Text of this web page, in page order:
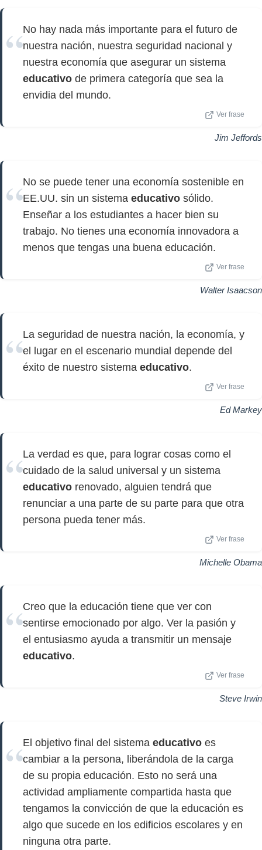
No hay nada más importante para el futuro de
nuestra nación, nuestra seguridad nacional y
nuestra economía que asegurar un sistema
educativo de primera categoría que sea la
envidia del mundo.
Ver frase
Jim Jeffords
No se puede tener una economía sostenible en
EE.UU. sin un sistema educativo sólido.
Enseñar a los estudiantes a hacer bien su
trabajo. No tienes una economía innovadora a
menos que tengas una buena educación.
Ver frase
Walter Isaacson
La seguridad de nuestra nación, la economía, y
el lugar en el escenario mundial depende del
éxito de nuestro sistema educativo.
Ver frase
Ed Markey
La verdad es que, para lograr cosas como el
cuidado de la salud universal y un sistema
educativo renovado, alguien tendrá que
renunciar a una parte de su parte para que otra
persona pueda tener más.
Ver frase
Michelle Obama
Creo que la educación tiene que ver con
sentirse emocionado por algo. Ver la pasión y
el entusiasmo ayuda a transmitir un mensaje
educativo.
Ver frase
Steve Irwin
El objetivo final del sistema educativo es
cambiar a la persona, liberándola de la carga
de su propia educación. Esto no será una
actividad ampliamente compartida hasta que
tengamos la convicción de que la educación es
algo que sucede en los edificios escolares y en
ninguna otra parte.